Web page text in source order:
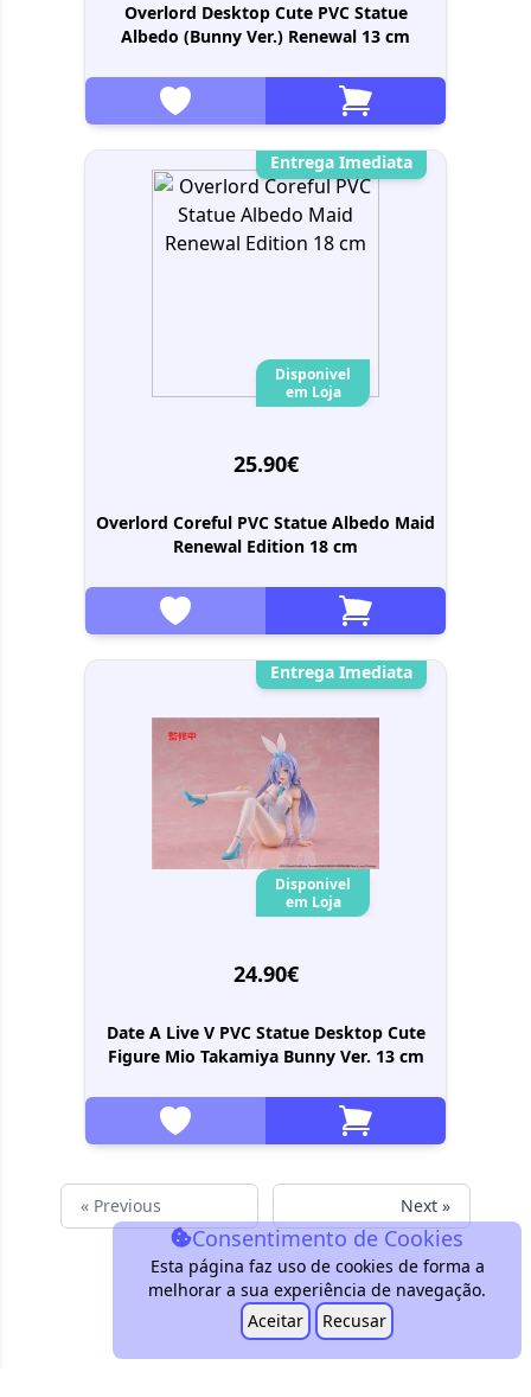
Overlord Desktop Cute PVC Statue
Albedo (Bunny Ver.) Renewal 13 cm
Entrega Imediata
Disponivel
em Loja
25.90€
Overlord Coreful PVC Statue Albedo Maid
Renewal Edition 18 cm
Entrega Imediata
Disponivel
em Loja
24.90€
Date A Live V PVC Statue Desktop Cute
Figure Mio Takamiya Bunny Ver. 13 cm
« Previous Next »
Consentimento de Cookies
Esta página faz uso de cookies de forma a
melhorar a sua experiência de navegação.
Aceitar
Recusar